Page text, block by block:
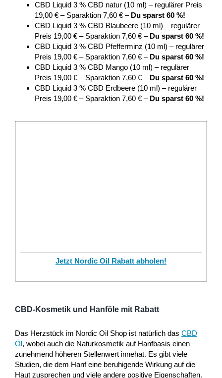
CBD Liquid 3 % CBD natur (10 ml) – regulärer Preis
19,00 € – Sparaktion 7,60 € – Du sparst 60 %!
CBD Liquid 3 % CBD Blaubeere (10 ml) – regulärer
Preis 19,00 € – Sparaktion 7,60 € – Du sparst 60 %!
CBD Liquid 3 % CBD Pfefferminz (10 ml) – regulärer
Preis 19,00 € – Sparaktion 7,60 € – Du sparst 60 %!
CBD Liquid 3 % CBD Mango (10 ml) – regulärer
Preis 19,00 € – Sparaktion 7,60 € – Du sparst 60 %!
CBD Liquid 3 % CBD Erdbeere (10 ml) – regulärer
Preis 19,00 € – Sparaktion 7,60 € – Du sparst 60 %!
Jetzt Nordic Oil Rabatt abholen!
CBD-Kosmetik und Hanföle mit Rabatt
Das Herzstück im Nordic Oil Shop ist natürlich das CBD
Öl, wobei auch die Naturkosmetik auf Hanfbasis einen
zunehmend höheren Stellenwert innehat. Es gibt viele
Studien, die dem Hanf eine beruhigende Wirkung auf die
Haut zusprechen und viele andere positive Eigenschaften.